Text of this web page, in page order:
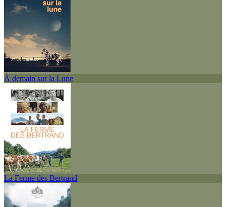
À demain sur la Lune
La Ferme des Bertrand